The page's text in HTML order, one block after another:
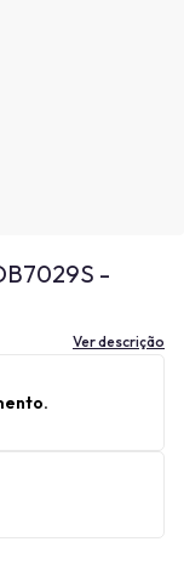
-
Ver descrição